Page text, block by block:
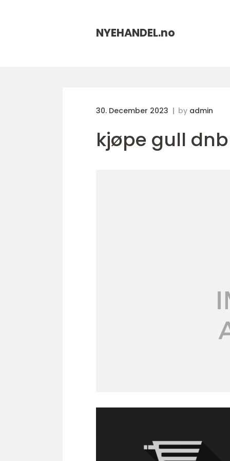
NYEHANDEL.no
30. December 2023 by admin
kjøpe gull dnb